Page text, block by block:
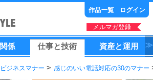
作品一覧 ログイン
メルマガ登録
関係 仕事と技術 資産と運用
ビジネスマナー 感じのいい電話対応の30のマナー